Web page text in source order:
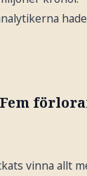
vinna allt